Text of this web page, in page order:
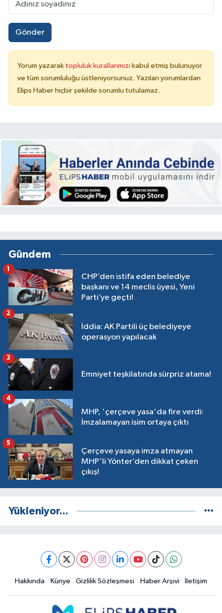
Gönder
Yorum yazarak topluluk kurallarımızı kabul etmiş bulunuyor
ve tüm sorumluluğu üstleniyorsunuz. Yazılan yorumlardan
Elips Haber hiçbir şekilde sorumlu tutulamaz.
Gündem
CHP’den istifa eden belediye
başkanı ve 14 meclis üyesi, Yeni
Parti’ye geçti!
1
İddia: AK Partili üç belediyeye
operasyon yapılacak
2
Emniyet teşkilatında sürpriz atama!
3
MHP, 'çerçeve yasa'da fire verdi:
İmzalamayan isim ortaya çıktı
4
Çerçeve yasaya imza atmayan
MHP'li Yönter’den dikkat çeken
çıkış!
5
Yükleniyor...
Hakkında Künye Gizlilik Sözleşmesi Haber Arşivi İletişim